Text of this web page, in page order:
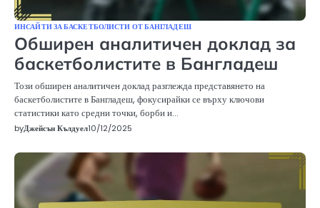
ИНСАЙТИ ЗА БАСКЕТБОЛИСТИ ОТ БАНГЛАДЕШ
Обширен аналитичен доклад за
баскетболистите в Бангладеш
Този обширен аналитичен доклад разглежда представянето на
баскетболистите в Бангладеш, фокусирайки се върху ключови
статистики като средни точки, борби и…
byДжейсън Кълдуел10/12/2025